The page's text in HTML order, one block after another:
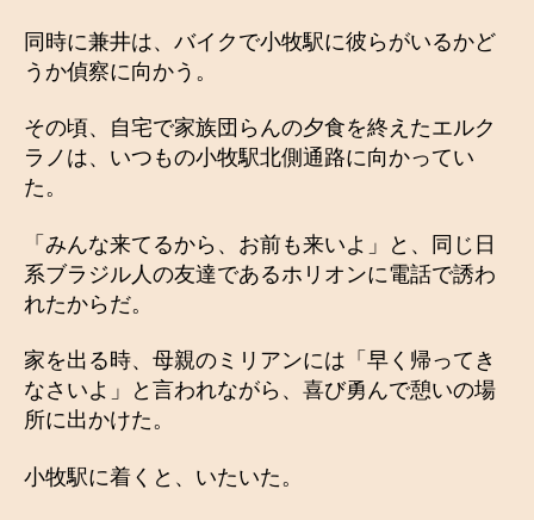
同時に兼井は、バイクで小牧駅に彼らがいるかど
うか偵察に向かう。
その頃、自宅で家族団らんの夕食を終えたエルク
ラノは、いつもの小牧駅北側通路に向かってい
た。
「みんな来てるから、お前も来いよ」と、同じ日
系ブラジル人の友達であるホリオンに電話で誘わ
れたからだ。
家を出る時、母親のミリアンには「早く帰ってき
なさいよ」と言われながら、喜び勇んで憩いの場
所に出かけた。
小牧駅に着くと、いたいた。